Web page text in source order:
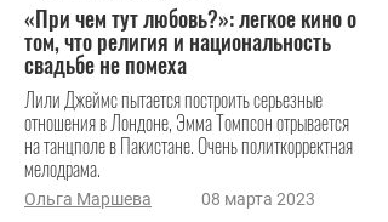
«При чем тут любовь?»: легкое кино о
том, что религия и национальность
свадьбе не помеха
Лили Джеймс пытается построить серьезные
отношения в Лондоне, Эмма Томпсон отрывается
на танцполе в Пакистане. Очень политкорректная
мелодрама.
Ольга Маршева 08 марта 2023